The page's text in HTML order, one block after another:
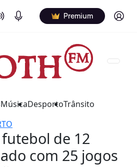
Podcasts Premium Log in
MúsicaDesportoTrânsito
de 12
com 25 jogos